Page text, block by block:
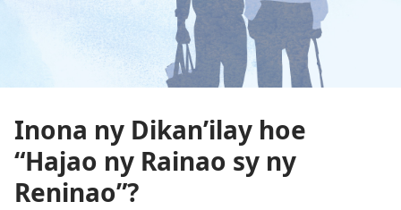
Inona ny Dikan’ilay hoe
“Hajao ny Rainao sy ny
Reninao”?